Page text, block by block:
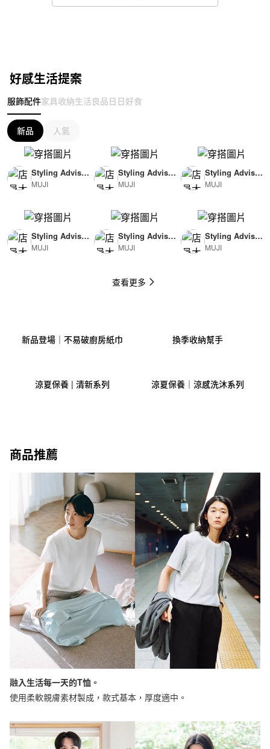
好感生活提案
服飾配件家具收納生活良品日日好食
新品 人氣
查看更多
Styling Advisor
( For Woman )
MUJI
Styling Advisor
( For Man )
MUJI
Styling Advisor
( For Man )
MUJI
Styling Advisor
( For Man )
MUJI
Styling Advisor
( For Woman )
MUJI
Styling Advisor
( For Man )
MUJI
新品登場｜不易破廚房紙巾 換季收納幫手
涼夏保養 | 清新系列 涼夏保養｜涼感洗沐系列
商品推薦
融入生活每一天的T恤。
使用柔軟親膚素材製成，款式基本，厚度適中。